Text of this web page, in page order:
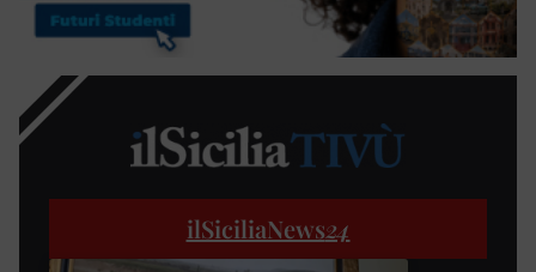
ilSiciliaNews24